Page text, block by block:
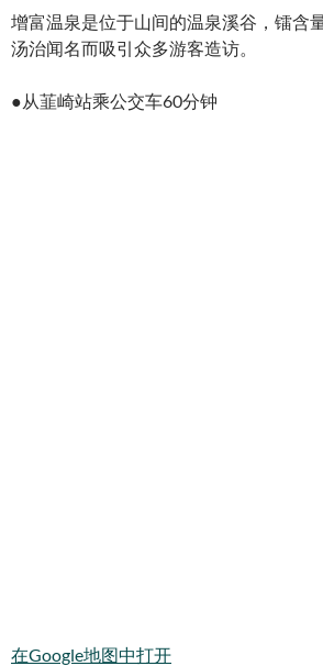
增富温泉是位于山间的温泉溪谷，镭含
汤治闻名而吸引众多游客造访。
●从韮崎站乘公交车60分钟
在Google地图中打开